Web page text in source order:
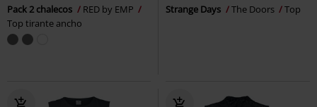
Pack 2 chalecos
RED by EMP
Top tirante ancho
Strange Days The Doors Top